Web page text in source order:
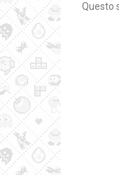
Questo